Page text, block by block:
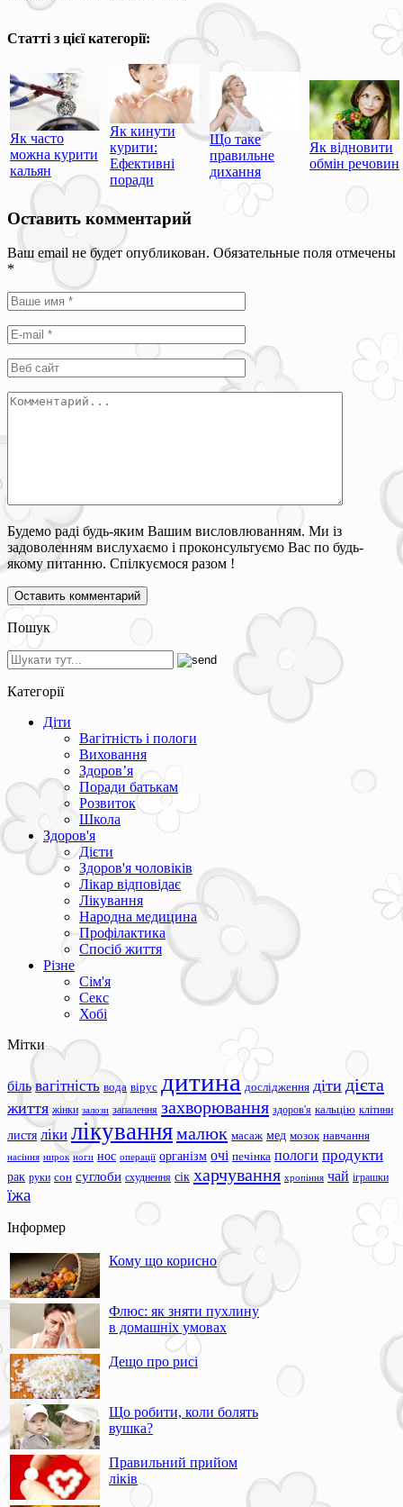
Статті з цієї категорії:
Як часто
можна курити
кальян
Як кинути
курити:
Ефективні
поради
Що таке
правильне
дихання
Як відновити
обмін речовин
Оставить комментарий
Ваш email не будет опубликован. Обязательные поля отмечены
*
Будемо раді будь-яким Вашим висловлюванням. Ми із
задоволенням вислухаємо і проконсультуємо Вас по будь-
якому питанню. Спілкуємося разом !
Пошук
Категорії
Діти
Вагітність і пологи
Виховання
Здоров’я
Поради батькам
Розвиток
Школа
Здоров'я
Дієти
Здоров'я чоловіків
Лікар відповідає
Лікування
Народна медицина
Профілактика
Спосіб життя
Різне
Сім'я
Секс
Хобі
Мітки
біль вагітність вода вірус дитина дослідження діти дієта
життя жінки залози запалення захворювання здоров'я кальцію клітини
листя ліки лікуваннямалюк масаж мед мозок навчання
насіння нирок ноги нос операції організм очі печінка пологи продукти
рак руки сон суглоби схуднення сік харчування хропіння чай іграшки
їжа
Інформер
Кому що корисно
Флюс: як зняти пухлину
в домашніх умовах
Дещо про рисі
Що робити, коли болять
вушка?
Правильний прийом
ліків